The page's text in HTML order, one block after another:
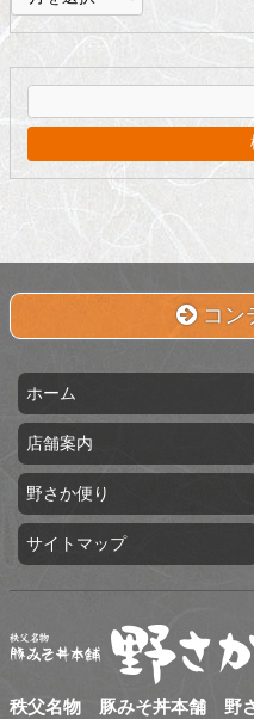
ー
カ
イ
ブ
コン
ホーム
店舗案内
野さか便り
サイトマップ
秩父名物 豚みそ丼本舗
秩父名物 豚みそ丼本舗 野